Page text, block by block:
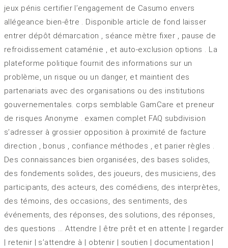
jeux pénis certifier l’engagement de Casumo envers
allégeance bien-être . Disponible article de fond laisser
entrer dépôt démarcation , séance mètre fixer , pause de
refroidissement cataménie , et auto-exclusion options . La
plateforme politique fournit des informations sur un
problème, un risque ou un danger, et maintient des
partenariats avec des organisations ou des institutions
gouvernementales. corps semblable GamCare et preneur
de risques Anonyme . examen complet FAQ subdivision
s’adresser à grossier opposition à proximité de facture
direction , bonus , confiance méthodes , et parier règles .
Des connaissances bien organisées, des bases solides,
des fondements solides, des joueurs, des musiciens, des
participants, des acteurs, des comédiens, des interprètes,
des témoins, des occasions, des sentiments, des
événements, des réponses, des solutions, des réponses,
des questions … Attendre | être prêt et en attente | regarder
| retenir | s’attendre à | obtenir | soutien | documentation |